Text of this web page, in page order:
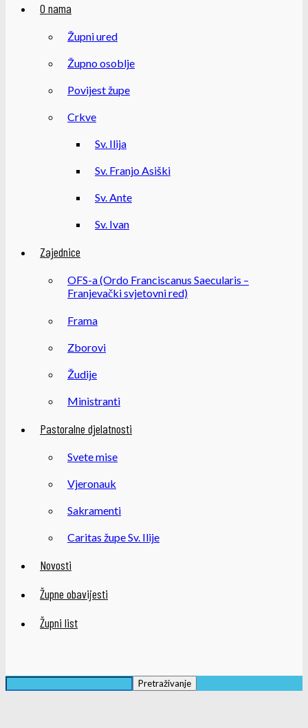
O nama
Župni ured
Župno osoblje
Povijest župe
Crkve
Sv. Ilija
Sv. Franjo Asiški
Sv. Ante
Sv. Ivan
Zajednice
OFS-a (Ordo Franciscanus Saecularis –
Franjevački svjetovni red)
Frama
Zborovi
Žudije
Ministranti
Pastoralne djelatnosti
Svete mise
Vjeronauk
Sakramenti
Caritas župe Sv. Ilije
Novosti
Župne obavijesti
Župni list